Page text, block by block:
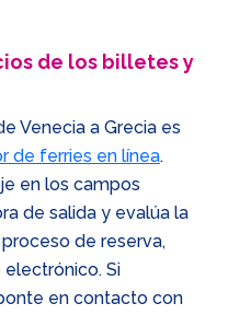
de los billetes y
Venecia a Grecia es
de ferries en línea.
en los campos
de salida y evalúa la
de reserva,
Si
en contacto con